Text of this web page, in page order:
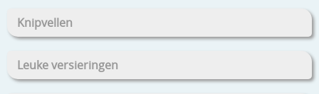
Knipvellen
Leuke versieringen